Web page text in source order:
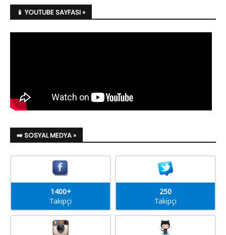
📱 YOUTUBE SAYFASI »
➡️ SOSYAL MEDYA »
1400+
Takipçi
250
Takipçi